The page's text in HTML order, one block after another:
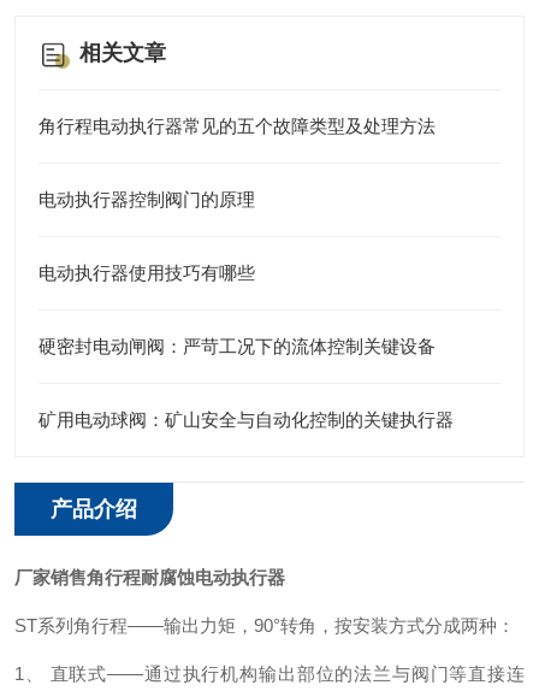
相关文章
角行程电动执行器常见的五个故障类型及处理方法
电动执行器控制阀门的原理
电动执行器使用技巧有哪些
硬密封电动闸阀：严苛工况下的流体控制关键设备
矿用电动球阀：矿山安全与自动化控制的关键执行器
产品介绍
厂家销售角行程耐腐蚀电动执行器
ST系列角行程——输出力矩， 90°转角，按安装方式分成两种：
1、 直联式——通过执行机构输出部位的法兰与阀门等直接连